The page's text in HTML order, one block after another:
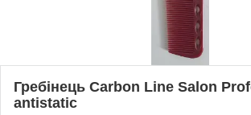
Гребінець Carbon Line Salon
antistatic